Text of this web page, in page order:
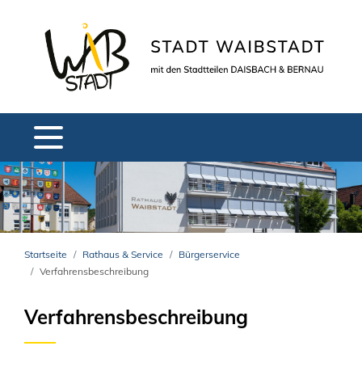
Startseite Rathaus & Service
Bürgerservice
Verfahrensbeschreibung
Verfahrensbeschreibung